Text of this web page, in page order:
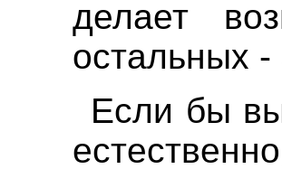
делает
остальных
Если бы